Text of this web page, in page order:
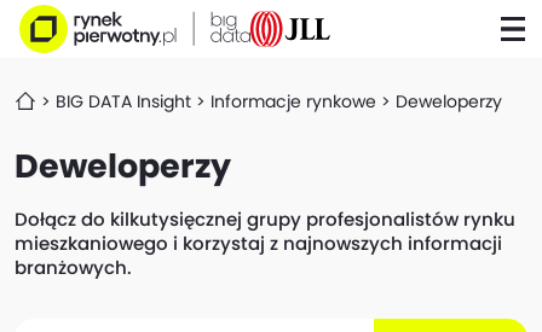
BIG DATA Insight Informacje rynkowe Deweloperzy
Deweloperzy
Dołącz do kilkutysięcznej grupy profesjonalistów rynku
mieszkaniowego i korzystaj z najnowszych informacji
branżowych.